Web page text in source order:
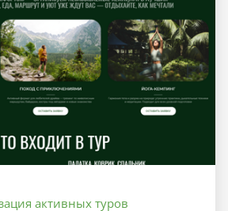
активных туров